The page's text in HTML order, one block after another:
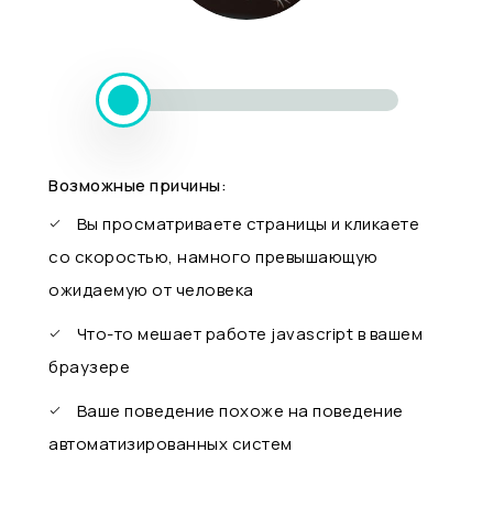
Возможные причины:
Вы просматриваете страницы и кликаете
со скоростью, намного превышающую
ожидаемую от человека
Что-то мешает работе javascript в вашем
браузере
Ваше поведение похоже на поведение
автоматизированных систем